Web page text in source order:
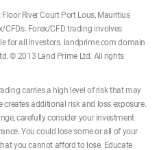
River Court Port Lous, Mauritius
CFDs. Forex/CFD trading involves
for all investors. landprime.com domain
© 2013 Land Prime Ltd. All rights
carries a high level of risk that may
creates additional risk and loss exposure.
carefully consider your investment
You could lose some or all of your
you cannot afford to lose. Educate